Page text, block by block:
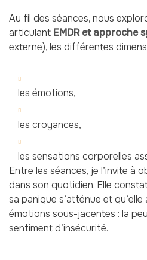
Au fil des séances, nous
articulant EMDR etapproche
externe), les différentes
les émotions,
les croyances,
les sensations corporelles
Entre les séances, je l’invite à
dans son quotidien. Elle
sa panique s’atténue et
émotions sous-jacentes : la
sentiment d’insécurité.